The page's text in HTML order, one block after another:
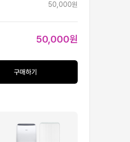
50,000원
50,000원
구매하기